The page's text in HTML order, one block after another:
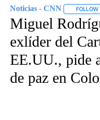
Noticias - CNN FOLLOW
Miguel
exlíder del
EE.UU., pide
de paz en